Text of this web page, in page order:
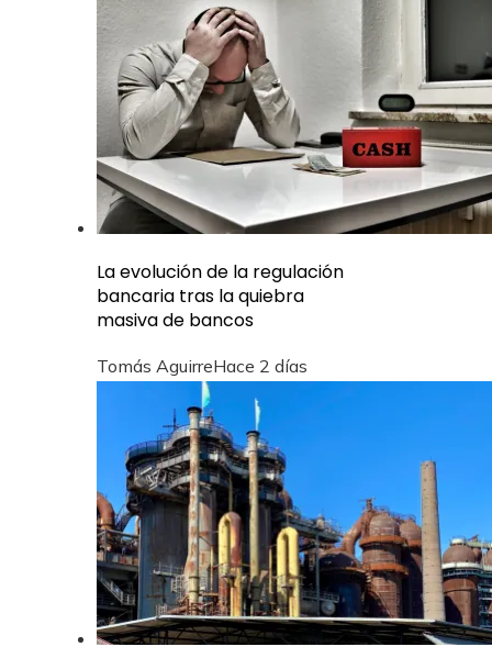
La evolución de la regulación
bancaria tras la quiebra
masiva de bancos
Tomás AguirreHace 2 días